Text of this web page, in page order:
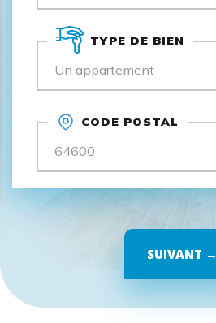
TYPE DE BIEN
Un appartement
CODE POSTAL
SUIVANT →